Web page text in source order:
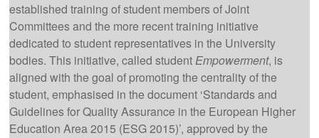
established training of student members of Joint
Committees and the more recent training initiative
dedicated to student representatives in the University
bodies. This initiative, called studentEmpowerment, is
aligned with the goal of promoting the centrality of the
student, emphasised in the document ‘Standards and
Guidelines for Quality Assurance in the European Higher
Education Area 2015 (ESG 2015)’, approved by the